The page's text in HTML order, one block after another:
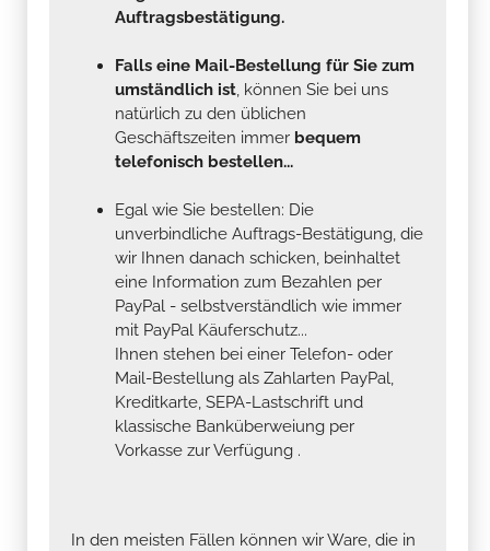
Auftragsbestätigung.
Falls eine Mail-Bestellung für Sie zum
umständlich ist, können Sie bei uns
natürlich zu den üblichen
Geschäftszeiten immer bequem
telefonisch bestellen...
Egal wie Sie bestellen: Die
unverbindliche Auftrags-Bestätigung, die
wir Ihnen danach schicken, beinhaltet
eine Information zum Bezahlen per
PayPal - selbstverständlich wie immer
mit PayPal Käuferschutz...
Ihnen stehen bei einer Telefon- oder
Mail-Bestellung als Zahlarten PayPal,
Kreditkarte, SEPA-Lastschrift und
klassische Banküberweiung per
Vorkasse zur Verfügung .
In den meisten Fällen können wir Ware, die in